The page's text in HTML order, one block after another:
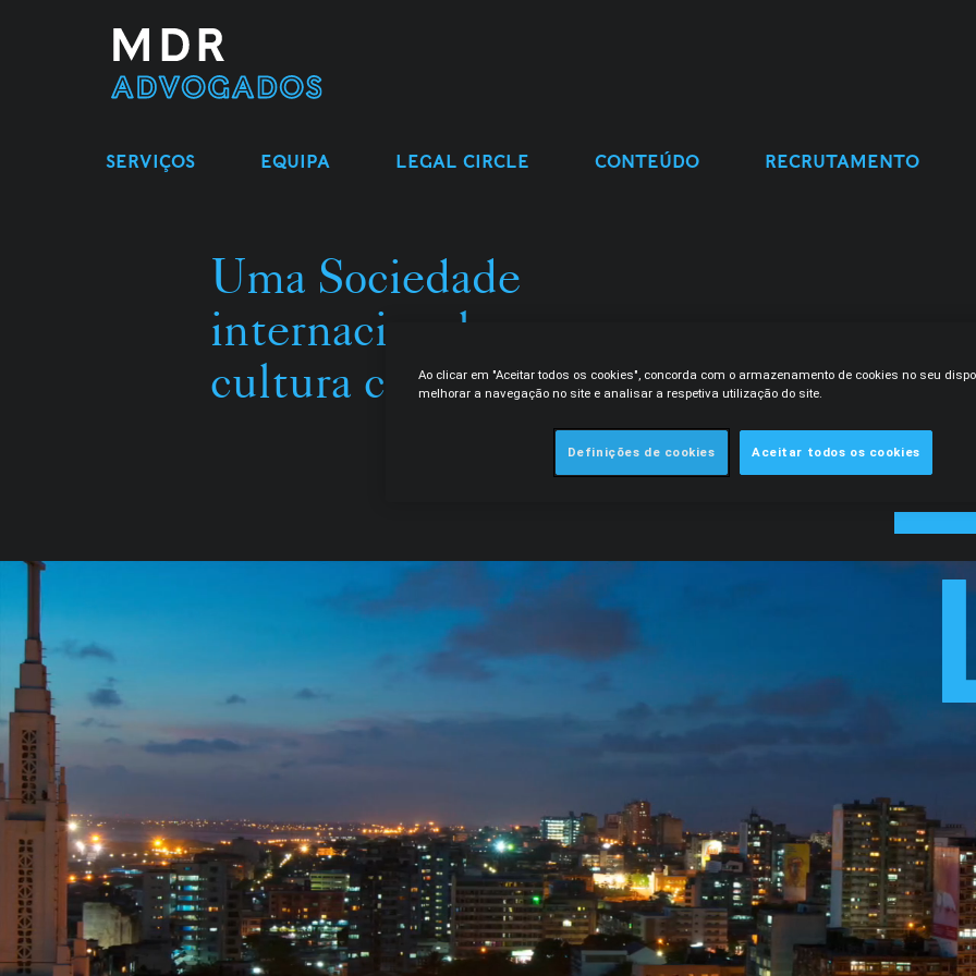
SERVIÇOS EQUIPA LEGAL CIRCLE CONTEÚDO RECRUTAMENTO
Uma Sociedade
internacional, uma
cultura comum.Ao clicar em "Aceitar todos os cookies", concorda com o armazenamento de cookies no seu
melhorar a navegação no site e analisar a respetiva utilização do site.
Definições de cookies Aceitar todos os cookies